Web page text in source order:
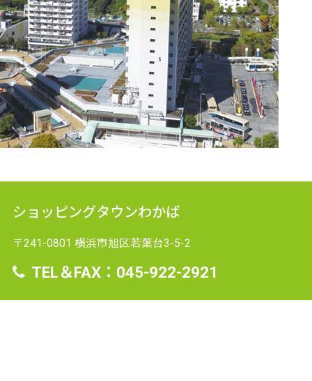
ショッピングタウンわかば
〒241-0801 横浜市旭区若葉台3-5-2
TEL＆FAX：045-922-2921